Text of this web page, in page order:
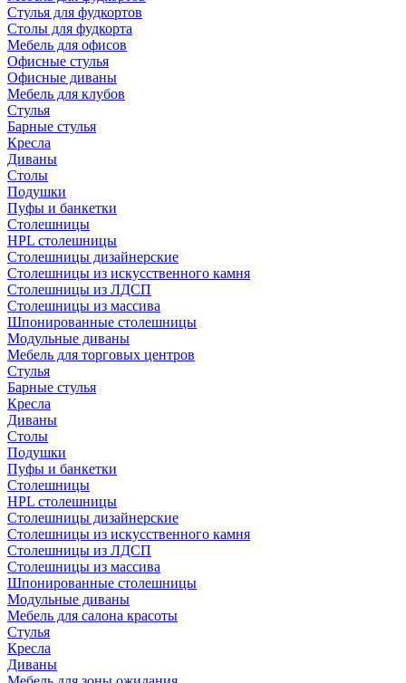
Стулья для фудкортов
Столы для фудкорта
Мебель для офисов
Офисные стулья
Офисные диваны
Мебель для клубов
Стулья
Барные стулья
Кресла
Диваны
Столы
Подушки
Пуфы и банкетки
Столешницы
HPL столешницы
Столешницы дизайнерские
Столешницы из искусственного камня
Столешницы из ЛДСП
Столешницы из массива
Шпонированные столешницы
Модульные диваны
Мебель для торговых центров
Стулья
Барные стулья
Кресла
Диваны
Столы
Подушки
Пуфы и банкетки
Столешницы
HPL столешницы
Столешницы дизайнерские
Столешницы из искусственного камня
Столешницы из ЛДСП
Столешницы из массива
Шпонированные столешницы
Модульные диваны
Мебель для салона красоты
Стулья
Кресла
Диваны